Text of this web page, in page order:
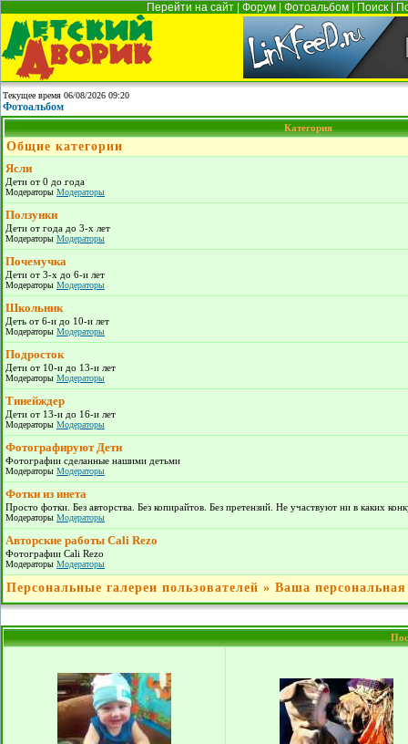
Перейти на сайт Форум Фотоальбом Поиск
Текущее время 06/08/2026 09:20
Фотоальбом
Категория
Общие категории
Ясли
Дети от 0 до года
Модераторы Модераторы
Ползунки
Дети от года до 3-х лет
Модераторы Модераторы
Почемучка
Дети от 3-х до 6-и лет
Модераторы Модераторы
Школьник
Деть от 6-и до 10-и лет
Модераторы Модераторы
Подросток
Дети от 10-и до 13-и лет
Модераторы Модераторы
Тинейждер
Дети от 13-и до 16-и лет
Модераторы Модераторы
Фотографируют Дети
Фотографии сделанные нашими детьми
Модераторы Модераторы
Фотки из инета
Просто фотки. Без авторства. Без копирайтов. Без претензий. Не участвуют ни в каких
Модераторы Модераторы
Авторские работы Cali Rezo
Фотографии Cali Rezo
Модераторы Модераторы
Персональные галереи пользователей » Ваша персональная